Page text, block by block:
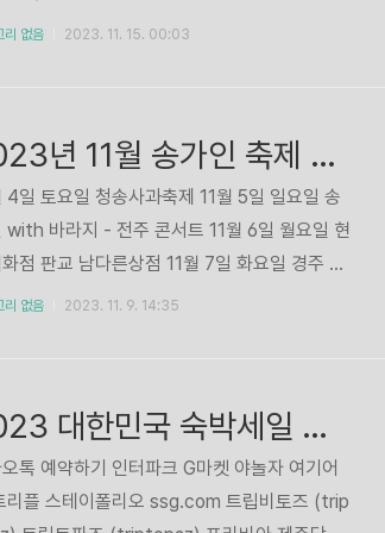
데 겨울 난방비 걱정 많으시죠? 걱정하지 마
련 상품, 그리고 지원 대상, 지원금 한도까지 꼭
세요. 소상공인 혜택 놓치지 마세요!
리 없음 2023. 11. 15. 00:03
2023년 11월 송가인 축제 공연 콘서트 일정 모음
4일 토요일 청송사과축제 11월 5일 일요일 송
with 바라지 - 전주 콘서트 11월 6일 월요일 현
점 판교 남다른상점 11월 7일 화요일 경주 유
원 슈퍼콘서트 11월 11일 토요일 화성 가을음악
리 없음 2023. 11. 9. 14:35
2023 대한민국 숙박세일 페스타 예약 사이트 바로가기
톡 예약하기 인터파크 G마켓 야놀자 여기어
리플 스테이폴리오 ssg.com 트립비토즈 (trip